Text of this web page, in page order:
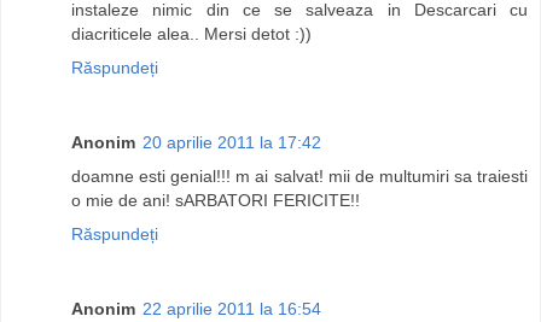
instaleze nimic din ce se salveaza in Descarcari cu
diacriticele alea.. Mersi detot :))
Răspundeți
Anonim 20 aprilie 2011 la 17:42
doamne esti genial!!! m ai salvat! mii de multumiri sa traiesti
o mie de ani! sARBATORI FERICITE!!
Răspundeți
Anonim 22 aprilie 2011 la 16:54